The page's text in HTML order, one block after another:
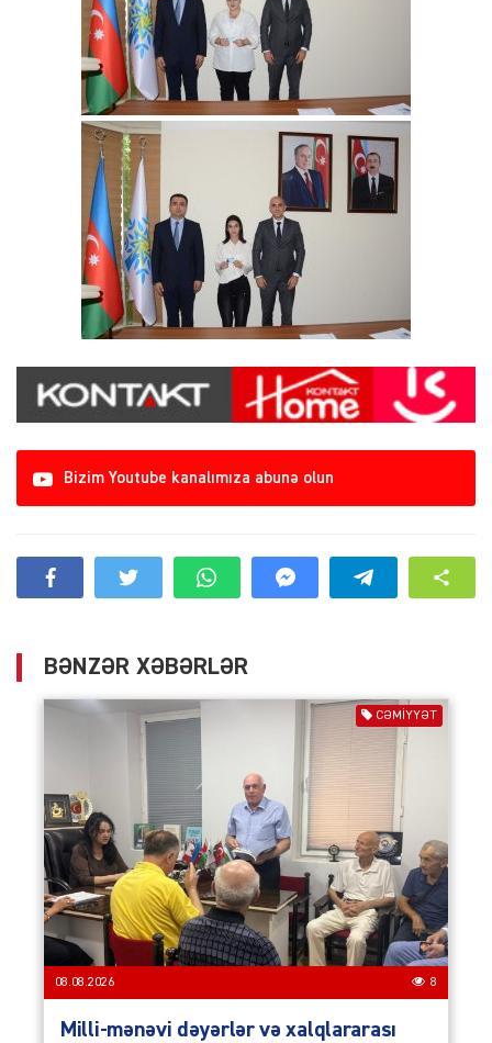
Bizim Youtube kanalımıza abunə olun
BƏNZƏR XƏBƏRLƏR
CƏMIYYƏT
08.08.2026 8
Milli-mənəvi dəyərlər və xalqlararası